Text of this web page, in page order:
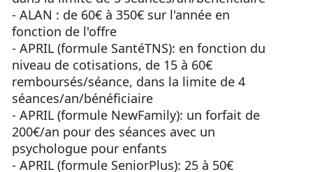
- ALAN : de 60€ à 350€ sur l'année en
fonction de l'offre
- APRIL (formule SantéTNS): en fonction du
niveau de cotisations, de 15 à 60€
remboursés/séance, dans la limite de 4
séances/an/bénéficiaire
- APRIL (formule NewFamily): un forfait de
200€/an pour des séances avec un
psychologue pour enfants
- APRIL (formule SeniorPlus): 25 à 50€